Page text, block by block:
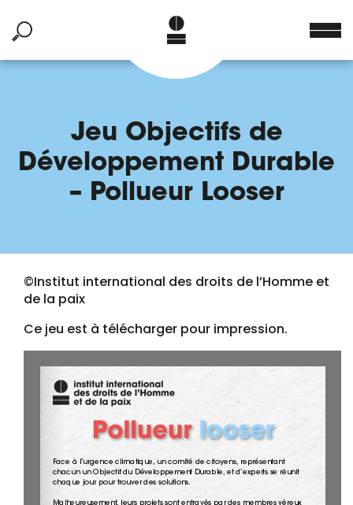
Jeu Objectifs de
Développement Durable
– Pollueur Looser
©Institut international des droits de l’Homme et
de la paix
Ce jeu est à télécharger pour impression.